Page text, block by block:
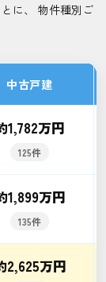
に、 物件種別ご
中古戸建
1,782万円
125件
1,899万円
135件
2,625万円